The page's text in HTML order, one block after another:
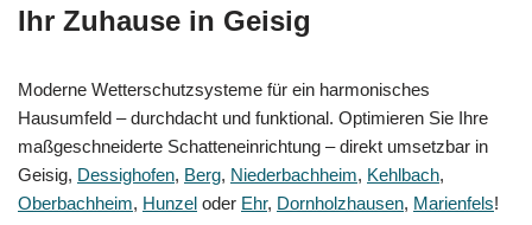
Ihr Zuhause in Geisig
Moderne Wetterschutzsysteme für ein harmonisches
Hausumfeld – durchdacht und funktional. Optimieren Sie Ihre
maßgeschneiderte Schatteneinrichtung – direkt umsetzbar in
Geisig, Dessighofen, Berg, Niederbachheim, Kehlbach,
Oberbachheim, Hunzel oder Ehr, Dornholzhausen, Marienfels!